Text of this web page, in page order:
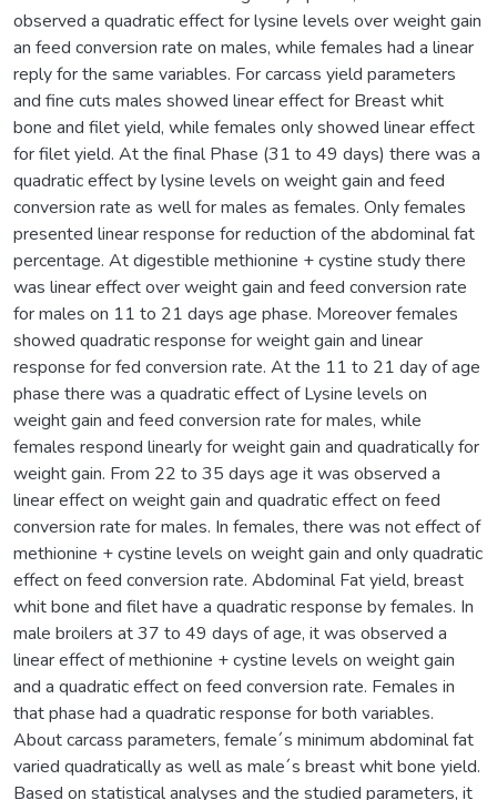
observed a quadratic effect for lysine levels over weight gain
an feed conversion rate on males, while females had a linear
reply for the same variables. For carcass yield parameters
and fine cuts males showed linear effect for Breast whit
bone and filet yield, while females only showed linear effect
for filet yield. At the final Phase (31 to 49 days) there was a
quadratic effect by lysine levels on weight gain and feed
conversion rate as well for males as females. Only females
presented linear response for reduction of the abdominal fat
percentage. At digestible methionine + cystine study there
was linear effect over weight gain and feed conversion rate
for males on 11 to 21 days age phase. Moreover females
showed quadratic response for weight gain and linear
response for fed conversion rate. At the 11 to 21 day of age
phase there was a quadratic effect of Lysine levels on
weight gain and feed conversion rate for males, while
females respond linearly for weight gain and quadratically for
weight gain. From 22 to 35 days age it was observed a
linear effect on weight gain and quadratic effect on feed
conversion rate for males. In females, there was not effect of
methionine + cystine levels on weight gain and only quadratic
effect on feed conversion rate. Abdominal Fat yield, breast
whit bone and filet have a quadratic response by females. In
male broilers at 37 to 49 days of age, it was observed a
linear effect of methionine + cystine levels on weight gain
and a quadratic effect on feed conversion rate. Females in
that phase had a quadratic response for both variables.
About carcass parameters, female´s minimum abdominal fat
varied quadratically as well as male´s breast whit bone yield.
Based on statistical analyses and the studied parameters, it